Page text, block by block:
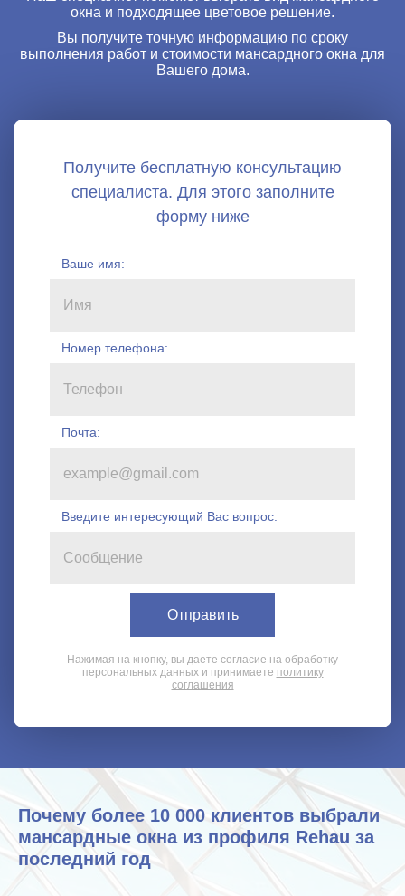
окна и подходящее цветовое решение.
Вы получите точную информацию по сроку
выполнения работ и стоимости мансардного окна для
Вашего дома.
Ваше имя:
Номер телефона:
Почта:
Введите интересующий Вас вопрос:
Нажимая на кнопку, вы даете согласие на обработку
персональных данных и принимаете политику
соглашения
Почему более 10 000 клиентов выбрали
мансардные окна из профиля Rehau за
последний год